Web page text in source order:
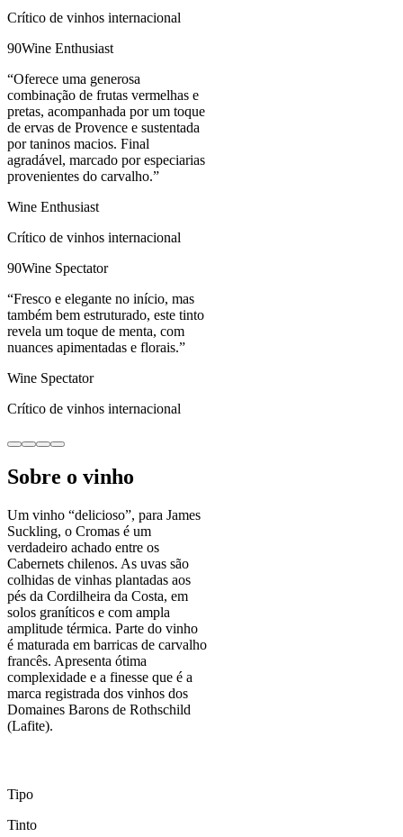
Crítico de vinhos internacional
90Wine Enthusiast
“Oferece uma generosa
combinação de frutas vermelhas e
pretas, acompanhada por um toque
de ervas de Provence e sustentada
por taninos macios. Final
agradável, marcado por especiarias
provenientes do carvalho.”
Wine Enthusiast
Crítico de vinhos internacional
90Wine Spectator
“Fresco e elegante no início, mas
também bem estruturado, este tinto
revela um toque de menta, com
nuances apimentadas e florais.”
Wine Spectator
Crítico de vinhos internacional
Sobre o vinho
Um vinho “delicioso”, para James
Suckling, o Cromas é um
verdadeiro achado entre os
Cabernets chilenos. As uvas são
colhidas de vinhas plantadas aos
pés da Cordilheira da Costa, em
solos graníticos e com ampla
amplitude térmica. Parte do vinho
é maturada em barricas de carvalho
francês. Apresenta ótima
complexidade e a finesse que é a
marca registrada dos vinhos dos
Domaines Barons de Rothschild
(Lafite).
Tipo
Tinto